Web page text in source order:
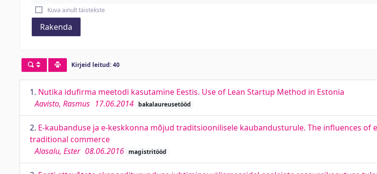
Kuva ainult täistekste
Rakenda
Kirjeid leitud: 40
1. Nutika idufirma meetodi kasutamine Eestis. Use of Lean Startup Method in Estonia
Aavisto, Rasmus 17.06.2014 bakalaureusetööd
2. E-kaubanduse ja e-keskkonna mõjud traditsioonilisele kaubandusturule. The influences of
traditional commerce
Alasalu, Ester 08.06.2016 magistritööd